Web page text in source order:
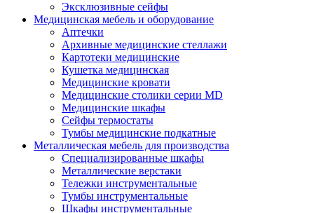
Эксклюзивные сейфы
Медицинская мебель и оборудование
Аптечки
Архивные медицинские стеллажи
Картотеки медицинские
Кушетка медицинская
Медицинские кровати
Медицинские столики серии MD
Медицинские шкафы
Сейфы термостаты
Тумбы медицинские подкатные
Металлическая мебель для производства
Cпециализированные шкафы
Металлические верстаки
Тележки инструментальные
Тумбы инструментальные
Шкафы инструментальные